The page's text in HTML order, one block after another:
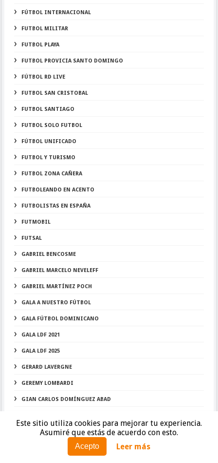
Este sitio utiliza cookies para mejorar tu experiencia.
Asumiré que estás de acuerdo con esto.
Acepto Leer más
FÚTBOL INTERNACIONAL
FUTBOL MILITAR
FUTBOL PLAYA
FUTBOL PROVICIA SANTO DOMINGO
FÚTBOL RD LIVE
FUTBOL SAN CRISTOBAL
FUTBOL SANTIAGO
FUTBOL SOLO FUTBOL
FÚTBOL UNIFICADO
FUTBOL Y TURISMO
FUTBOL ZONA CAÑERA
FUTBOLEANDO EN ACENTO
FUTBOLISTAS EN ESPAÑA
FUTMOBIL
FUTSAL
GABRIEL BENCOSME
GABRIEL MARCELO NEVELEFF
GABRIEL MARTÍNEZ POCH
GALA A NUESTRO FÚTBOL
GALA FÚTBOL DOMINICANO
GALA LDF 2021
GALA LDF 2025
GERARD LAVERGNE
GEREMY LOMBARDI
GIAN CARLOS DOMÍNGUEZ ABAD
GIANNI INFAANTINO